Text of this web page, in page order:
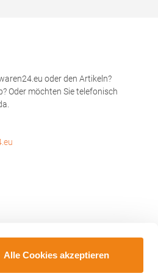
Alle Cookies akzeptieren
oder den Artikeln?
Oder möchten Sie telefonisch